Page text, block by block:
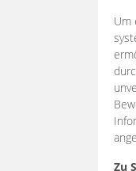
Um
Zu